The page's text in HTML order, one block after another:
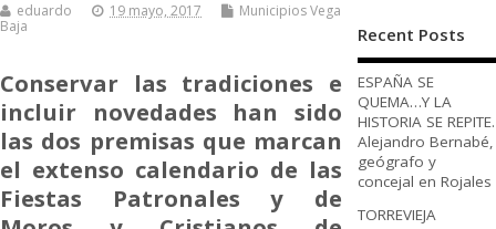
eduardo 19 mayo, 2017
Municipios Vega
Baja
Conservar las tradiciones e
incluir novedades han sido
las dos premisas que marcan
el extenso calendario de las
Fiestas Patronales y de
Recent Posts
ESPAÑA SE
QUEMA…Y LA
HISTORIA SE REPITE.
Alejandro Bernabé,
geógrafo y
concejal en Rojales
TORREVIEJA